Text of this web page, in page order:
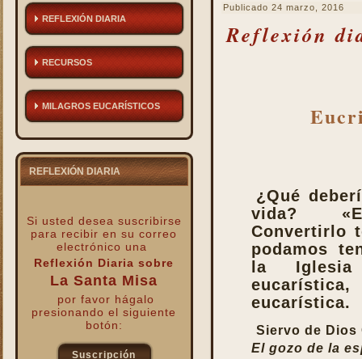
REFLEXIÓN DIARIA
RECURSOS
MILAGROS EUCARÍSTICOS
REFLEXIÓN DIARIA
Si usted desea suscribirse
para recibiren su correo
electrónico una
Reflexión Diaria sobre
La Santa Misa
por favor hágalo
presionando el siguiente
botón:
Suscripción
Publicado 24 marzo, 2016
Reflexión
¿Qué
vida?
Convertirlo
podamos
la
eucarística.
Siervo de Dios
El gozo de la